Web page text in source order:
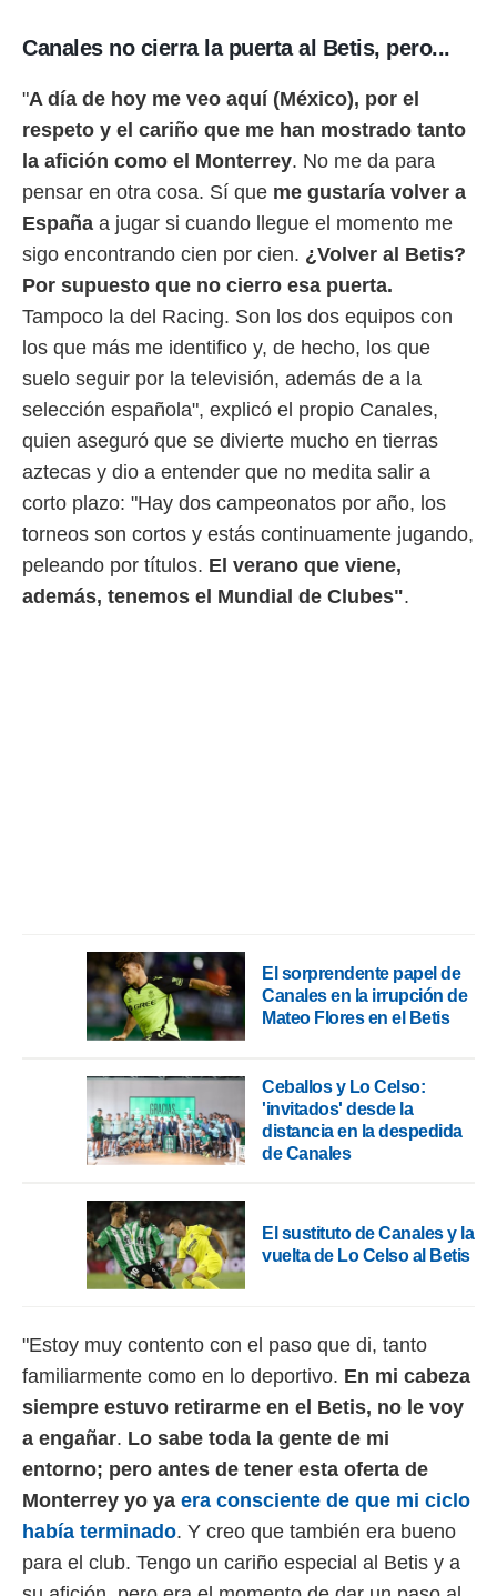
mediante
publicidad
publicidad
1199
Canales no cierra la puerta al Betis, pero...
"A día de hoy me veo aquí (México), por el
respeto y el cariño que me han mostrado tanto
la afición como el Monterrey. No me da para
pensar en otra cosa. Sí que me gustaría volver a
España a jugar si cuando llegue el momento me
sigo encontrando cien por cien. ¿Volver al Betis?
Por supuesto que no cierro esa puerta.
Tampoco la del Racing. Son los dos equipos con
los que más me identifico y, de hecho, los que
suelo seguir por la televisión, además de a la
selección española", explicó el propio Canales,
quien aseguró que se divierte mucho en tierras
aztecas y dio a entender que no medita salir a
corto plazo: "Hay dos campeonatos por año, los
torneos son cortos y estás continuamente jugando,
peleando por títulos. El verano que viene,
además, tenemos el Mundial de Clubes".
El sorprendente papel de
Canales en la irrupción de
Mateo Flores en el Betis
Ceballos y Lo Celso:
'invitados' desde la
distancia en la despedida
de Canales
El sustituto de Canales y la
vuelta de Lo Celso al Betis
"Estoy muy contento con el paso que di, tanto
familiarmente como en lo deportivo. En mi cabeza
siempre estuvo retirarme en el Betis, no le voy
a engañar. Lo sabe toda la gente de mi
entorno; pero antes de tener esta oferta de
Monterrey yo ya era consciente de que mi ciclo
había terminado. Y creo que también era bueno
para el club. Tengo un cariño especial al Betis y a